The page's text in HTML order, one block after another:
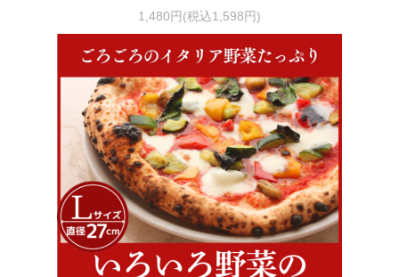
1,480円(税込1,598円)